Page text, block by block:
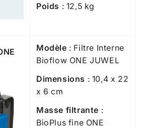
Poids : 12,5 kg
Modèle : Filtre Interne
Bioflow ONE JUWEL
Dimensions : 10,4 x 22
x 6 cm
Masse filtrante :
BioPlus fine ONE